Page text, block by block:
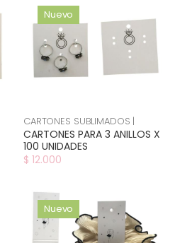
Nuevo
CARTONES SUBLIMADOS |
CARTONES PARA 3 ANILLOS X
100 UNIDADES
$ 12.000
Nuevo